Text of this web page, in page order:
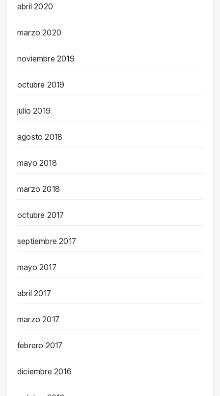
abril 2020
marzo 2020
noviembre 2019
octubre 2019
julio 2019
agosto 2018
mayo 2018
marzo 2018
octubre 2017
septiembre 2017
mayo 2017
abril 2017
marzo 2017
febrero 2017
diciembre 2016